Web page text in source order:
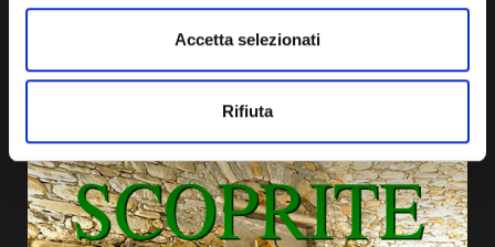
Accetta selezionati
Rifiuta
Contatti
BLOG